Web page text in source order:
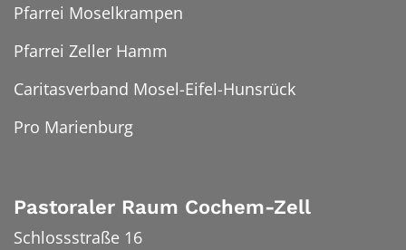
Pfarrei Moselkrampen
Pfarrei Zeller Hamm
Caritasverband Mosel-Eifel-Hunsrück
Pro Marienburg
Pastoraler Raum Cochem-Zell
Schlossstraße 16